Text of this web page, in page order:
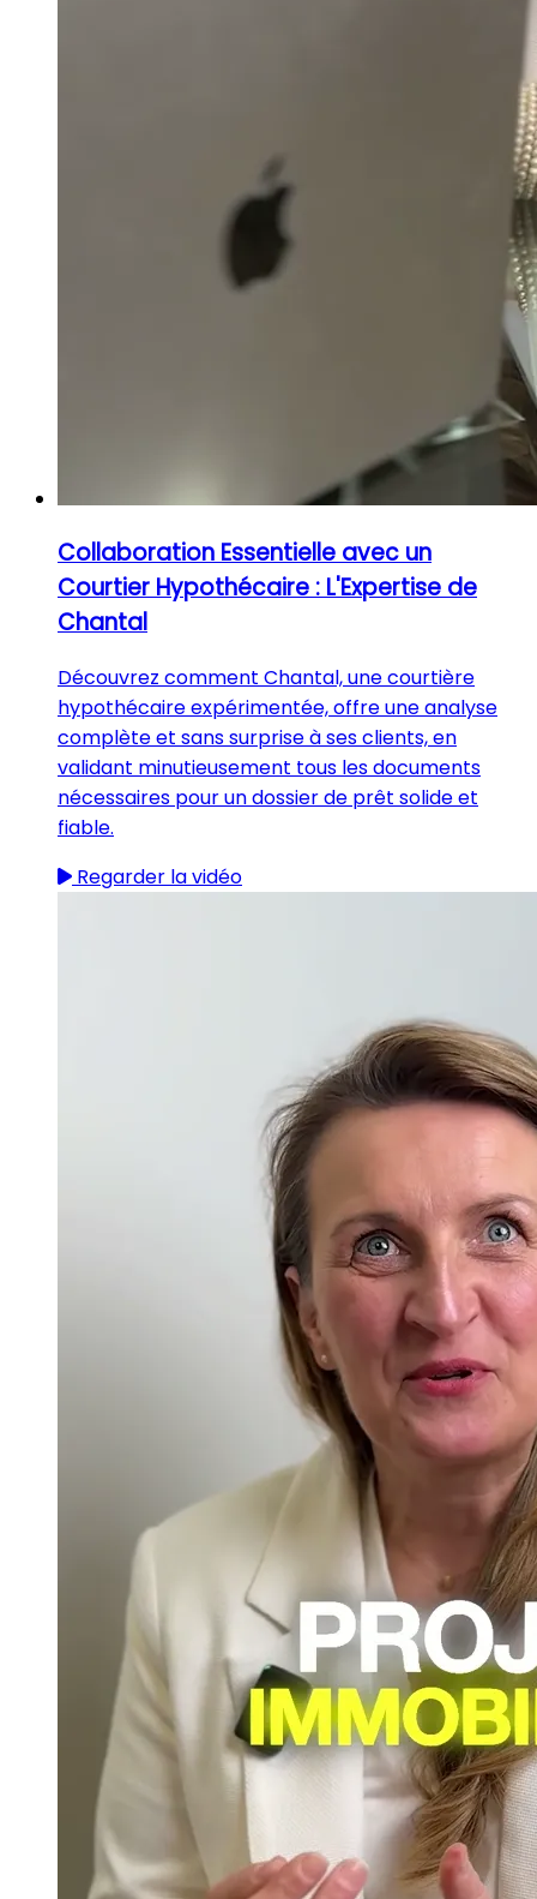
Collaboration Essentielle avec un
Courtier Hypothécaire : L'Expertise de
Chantal
Découvrez comment Chantal, une courtière
hypothécaire expérimentée, offre une analyse
complète et sans surprise à ses clients, en
validant minutieusement tous les documents
nécessaires pour un dossier de prêt solide et
fiable.
Regarder la vidéo